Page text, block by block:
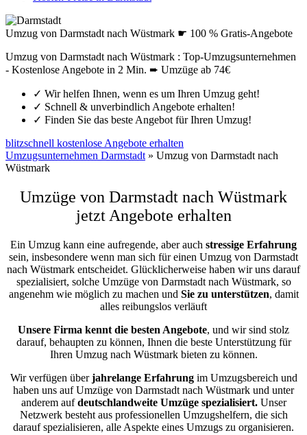
Umzug von Darmstadt nach Wüstmark ☛ 100 % Gratis-Angebote
Umzug von Darmstadt nach Wüstmark : Top-Umzugsunternehmen
- Kostenlose Angebote in 2 Min. ➨ Umzüge ab 74€
✓ Wir helfen Ihnen, wenn es um Ihren Umzug geht!
✓ Schnell & unverbindlich Angebote erhalten!
✓ Finden Sie das beste Angebot für Ihren Umzug!
blitzschnell kostenlose Angebote erhalten
Umzugsunternehmen Darmstadt » Umzug von Darmstadt nach
Wüstmark
Umzüge von Darmstadt nach Wüstmark
jetzt Angebote erhalten
Ein Umzug kann eine aufregende, aber auch stressige Erfahrung
sein, insbesondere wenn man sich für einen Umzug von Darmstadt
nach Wüstmark entscheidet. Glücklicherweise haben wir uns darauf
spezialisiert, solche Umzüge von Darmstadt nach Wüstmark, so
angenehm wie möglich zu machen und Sie zu unterstützen, damit
alles reibungslos verläuft
Unsere Firma kennt die besten Angebote, und wir sind stolz
darauf, behaupten zu können, Ihnen die beste Unterstützung für
Ihren Umzug nach Wüstmark bieten zu können.
Wir verfügen überjahrelange Erfahrungim Umzugsbereich und
haben uns auf Umzüge von Darmstadt nach Wüstmark und unter
anderem aufdeutschlandweite Umzüge spezialisiert.Unser
Netzwerk besteht aus professionellen Umzugshelfern, die sich
darauf spezialisieren, alle Aspekte eines Umzugs zu organisieren.